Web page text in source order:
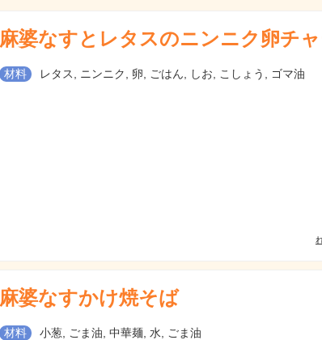
麻婆なすとレタスのニンニク卵チ
材料 レタス, ニンニク, 卵, ごはん, しお, こしょう, ゴマ油
麻婆なすかけ焼そば
材料 小葱, ごま油, 中華麺, 水, ごま油